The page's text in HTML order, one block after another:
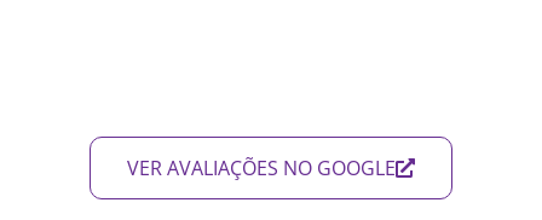
VER AVALIAÇÕES NO GOOGLE